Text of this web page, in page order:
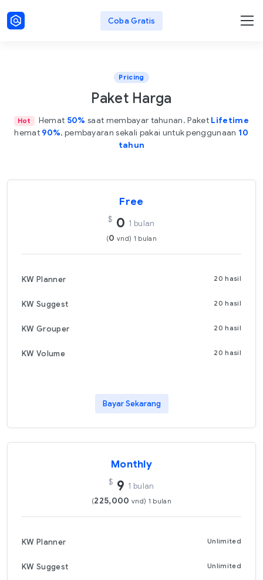
Coba Gratis
Pricing
Paket Harga
Hot Hemat 50% saat membayar tahunan. Paket Lifetime
hemat 90%, pembayaran sekali pakai untuk penggunaan 10
tahun
Free
$ 0 1 bulan
(0 vnd) 1 bulan
KW Planner 20 hasil
KW Suggest 20 hasil
KW Grouper 20 hasil
KW Volume 20 hasil
Bayar Sekarang
Monthly
$ 9 1 bulan
(225,000 vnd) 1 bulan
KW Planner Unlimited
KW Suggest Unlimited